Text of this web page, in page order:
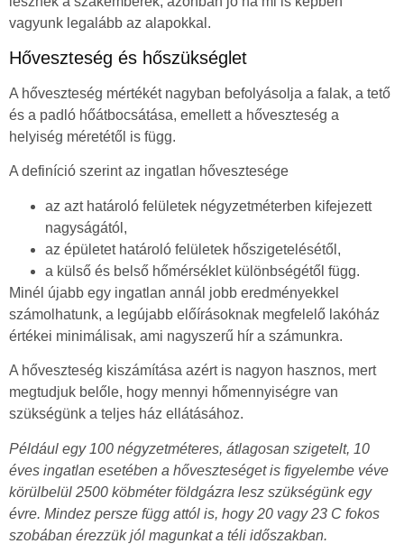
vagyunk legalább az alapokkal.
Hőveszteség és hőszükséglet
A hőveszteség mértékét nagyban befolyásolja a falak, a tető
és a padló hőátbocsátása, emellett a hőveszteség a
helyiség méretétől is függ.
A definíció szerint az ingatlan hővesztesége
az azt határoló felületek négyzetméterben kifejezett
nagyságától,
az épületet határoló felületek hőszigetelésétől,
a külső és belső hőmérséklet különbségétől függ.
Minél újabb egy ingatlan annál jobb eredményekkel
számolhatunk, a legújabb előírásoknak megfelelő lakóház
értékei minimálisak, ami nagyszerű hír a számunkra.
A hőveszteség kiszámítása azért is nagyon hasznos, mert
megtudjuk belőle, hogy mennyi hőmennyiségre van
szükségünk a teljes ház ellátásához.
Például egy 100 négyzetméteres, átlagosan szigetelt, 10
éves ingatlan esetében a hőveszteséget is figyelembe véve
körülbelül 2500 köbméter földgázra lesz szükségünk egy
évre. Mindez persze függ attól is, hogy 20 vagy 23 C fokos
szobában érezzük jól magunkat a téli időszakban.